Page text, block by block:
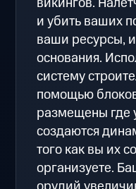
и убить ваших
ваши ресурсы,
основания.
систему
помощью
размещены где
создаются
того как вы их
организуете.